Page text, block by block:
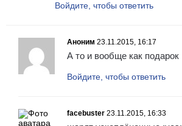
Войдите, чтобы ответить
Аноним 23.11.2015, 16:17
А то и вообще как подарок
Войдите, чтобы ответить
facebuster 23.11.2015, 16:33